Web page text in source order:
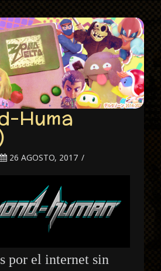
Huma
26 AGOSTO, 2017
por el internet sin